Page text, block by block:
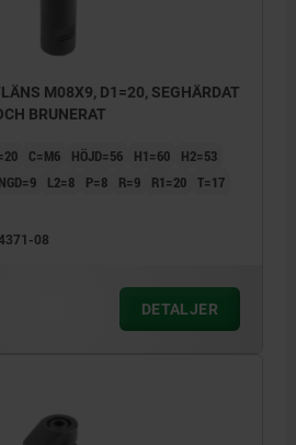
M08X9, D1=20, SEGHÄRDAT
BRUNERAT
C=M6 HÖJD=56 H1=60
H2=53
L2=8 P=8 R=9 R1=20 T=17
08
DETALJER